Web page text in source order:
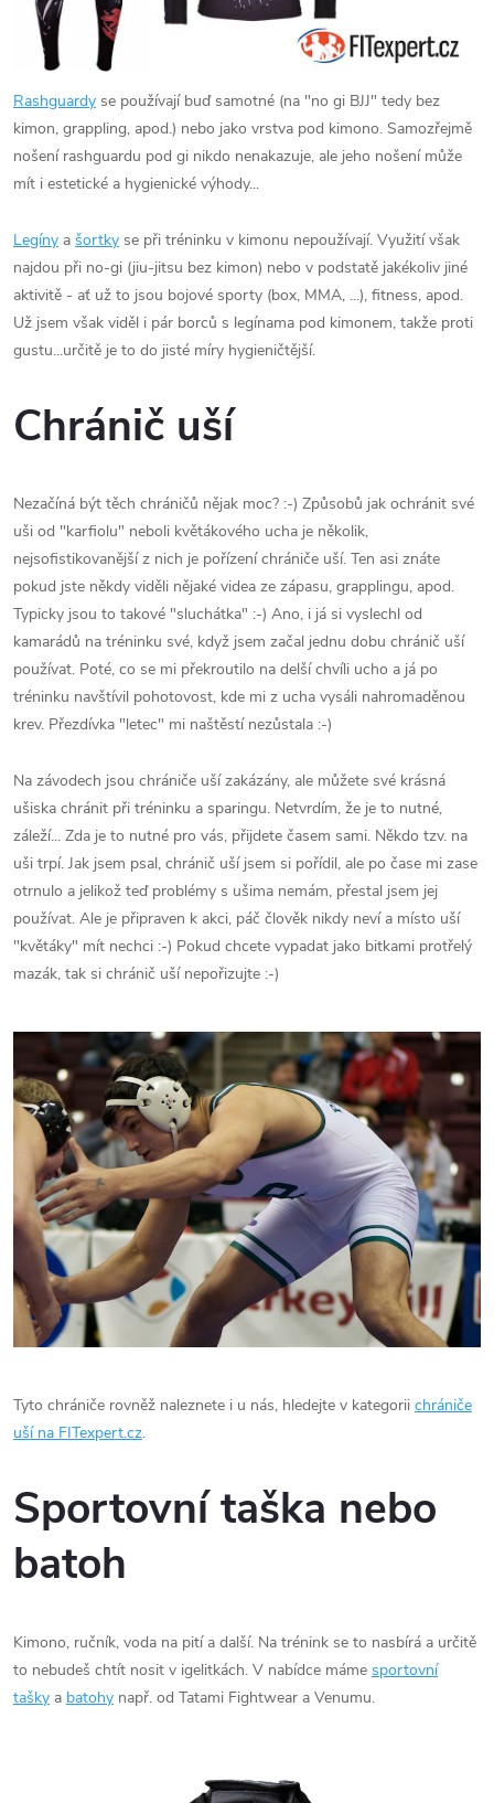
Rashguardy se používají buď samotné (na "no gi BJJ" tedy bez
kimon, grappling, apod.) nebo jako vrstva pod kimono. Samozřejmě
nošení rashguardu pod gi nikdo nenakazuje, ale jeho nošení může
mít i estetické a hygienické výhody...
Legíny a šortky se při tréninku v kimonu nepoužívají. Využití však
najdou při no-gi (jiu-jitsu bez kimon) nebo v podstatě jakékoliv jiné
aktivitě - ať už to jsou bojové sporty (box, MMA, ...), fitness, apod.
Už jsem však viděl i pár borců s legínama pod kimonem, takže proti
gustu...určitě je to do jisté míry hygieničtější.
Chránič uší
Nezačíná být těch chráničů nějak moc? :-) Způsobů jak ochránit své
uši od "karfiolu" neboli květákového ucha je několik,
nejsofistikovanější z nich je pořízení chrániče uší. Ten asi znáte
pokud jste někdy viděli nějaké videa ze zápasu, grapplingu, apod.
Typicky jsou to takové "sluchátka" :-) Ano, i já si vyslechl od
kamarádů na tréninku své, když jsem začal jednu dobu chránič uší
používat. Poté, co se mi překroutilo na delší chvíli ucho a já po
tréninku navštívil pohotovost, kde mi z ucha vysáli nahromaděnou
krev. Přezdívka "letec" mi naštěstí nezůstala :-)
Na závodech jsou chrániče uší zakázány, ale můžete své krásná
ušiska chránit při tréninku a sparingu. Netvrdím, že je to nutné,
záleží... Zda je to nutné pro vás, přijdete časem sami. Někdo tzv. na
uši trpí. Jak jsem psal, chránič uší jsem si pořídil, ale po čase mi zase
otrnulo a jelikož teď problémy s ušima nemám, přestal jsem jej
používat. Ale je připraven k akci, páč člověk nikdy neví a místo uší
"květáky" mít nechci :-) Pokud chcete vypadat jako bitkami protřelý
mazák, tak si chránič uší nepořizujte :-)
Tyto chrániče rovněž naleznete i u nás, hledejte v kategorii chrániče
uší na FITexpert.cz.
Sportovní taška nebo
batoh
Kimono, ručník, voda na pití a další. Na trénink se to nasbírá a určitě
to nebudeš chtít nosit v igelitkách. V nabídce máme sportovní
tašky a batohy např. od Tatami Fightwear a Venumu.